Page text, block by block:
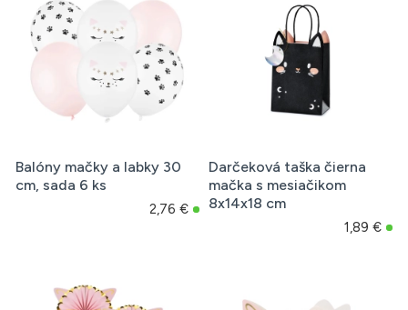
Balóny mačky a labky 30
cm, sada 6 ks
2,76 €
Darčeková taška čierna
mačka s mesiačikom
8x14x18 cm
1,89 €